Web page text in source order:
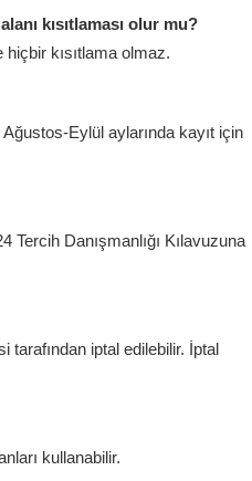
kısıtlaması olur mu?
kısıtlama olmaz.
Ağustos-Eylül aylarında kayıt için
Tercih Danışmanlığı Kılavuzuna
iptal edilebilir. İptal
kullanabilir.